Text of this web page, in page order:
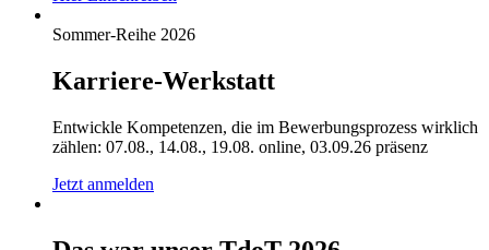
Sommer-Reihe 2026
Karriere-Werkstatt
Entwickle Kompetenzen, die im Bewerbungsprozess wirklich
zählen: 07.08., 14.08., 19.08. online, 03.09.26 präsenz
Jetzt anmelden